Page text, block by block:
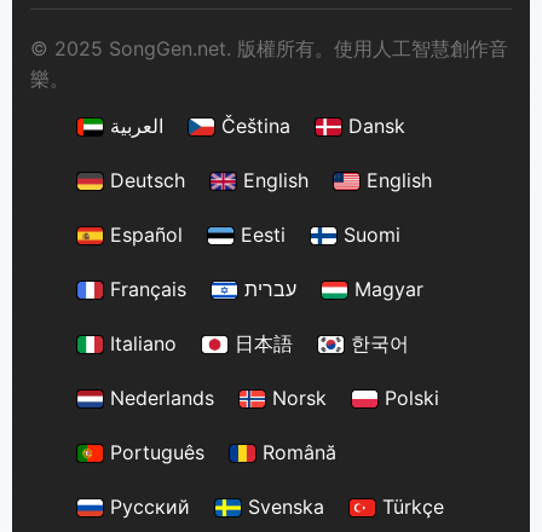
© 2025 SongGen.net. 版權所有。使用人工智慧創作音
樂。
العربية
Čeština Dansk
Deutsch English English
Español Eesti Suomi
Français עברית Magyar
Italiano 日本語 한국어
Nederlands Norsk Polski
Português Română
Русский Svenska Türkçe